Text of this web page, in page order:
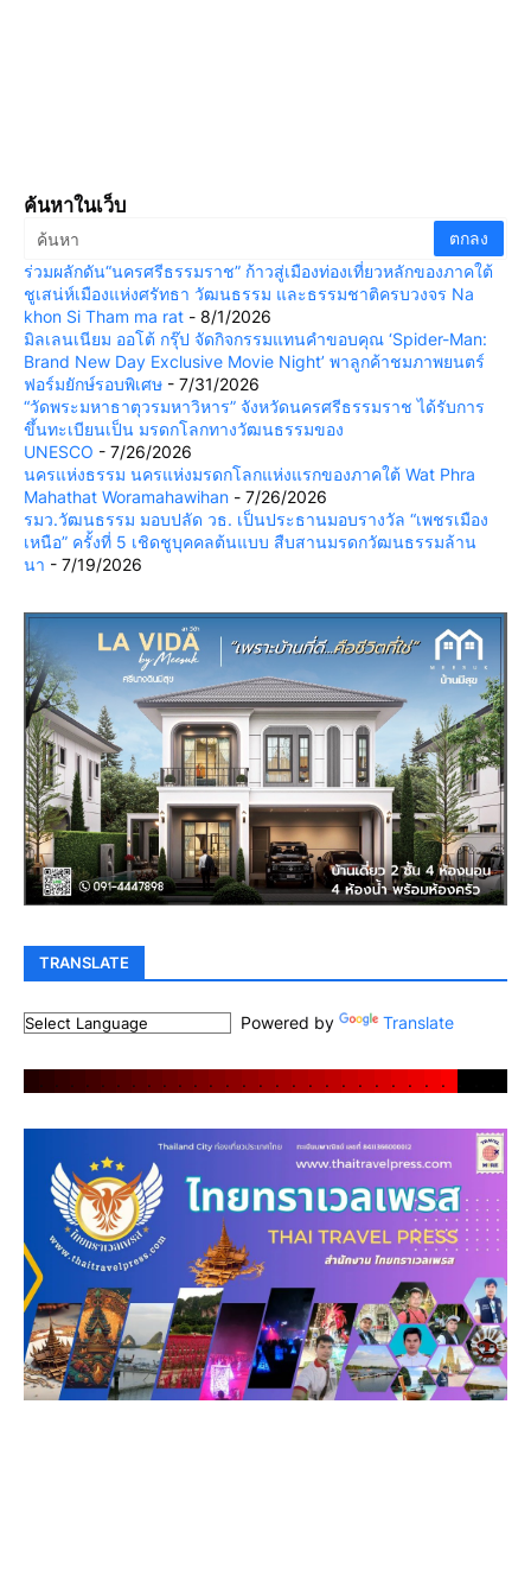
ค้นหาในเว็บ
ร่วมผลักดัน“นครศรีธรรมราช” ก้าวสู่เมืองท่องเที่ยวหลักของภาคใต้
ชูเสน่ห์เมืองแห่งศรัทธา วัฒนธรรม และธรรมชาติครบวงจร Na
khon Si Tham ma rat - 8/1/2026
มิลเลนเนียม ออโต้ กรุ๊ป จัดกิจกรรมแทนคำขอบคุณ ‘Spider-Man:
Brand New Day Exclusive Movie Night’ พาลูกค้าชมภาพยนตร์
ฟอร์มยักษ์รอบพิเศษ - 7/31/2026
“วัดพระมหาธาตุวรมหาวิหาร” จังหวัดนครศรีธรรมราช ได้รับการ
ขึ้นทะเบียนเป็น มรดกโลกทางวัฒนธรรมของ
UNESCO - 7/26/2026
นครแห่งธรรม นครแห่งมรดกโลกแห่งแรกของภาคใต้ Wat Phra
Mahathat Woramahawihan - 7/26/2026
รมว.วัฒนธรรม มอบปลัด วธ. เป็นประธานมอบรางวัล “เพชรเมือง
เหนือ” ครั้งที่ 5 เชิดชูบุคคลต้นแบบ สืบสานมรดกวัฒนธรรมล้าน
นา - 7/19/2026
TRANSLATE
Powered by Translate
. . . . . . . . . . . . . . . . . . . . . . . .